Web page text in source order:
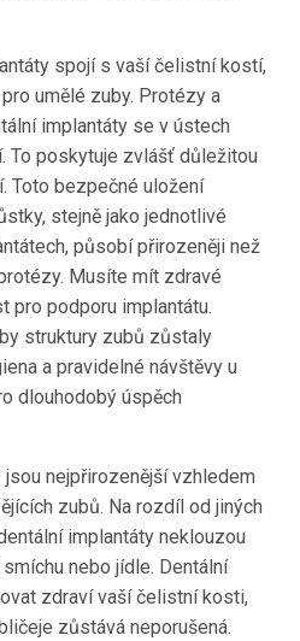
spojí s vaší čelistní kostí,
umělé zuby. Protézy a
implantáty se v ústech
To poskytuje zvlášť důležitou
Toto bezpečné uložení
stejně jako jednotlivé
působí přirozeněji než
Musíte mít zdravé
pro podporu implantátu.
struktury zubů zůstaly
a pravidelné návštěvy u
dlouhodobý úspěch
nejpřirozenější vzhledem
zubů. Na rozdíl od jiných
implantáty neklouzou
nebo jídle. Dentální
zdraví vaší čelistní kosti,
zůstává neporušená.